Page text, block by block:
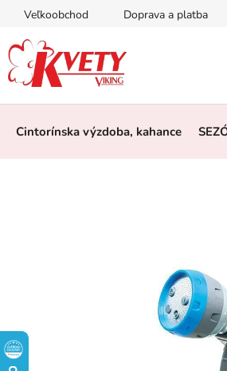
Prejsť
obsah
Veľkoobchod Doprava a platba
Cintorínska výzdoba, kahance